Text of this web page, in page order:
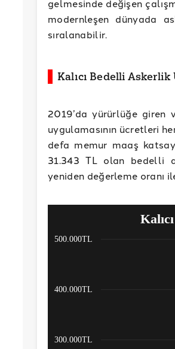
gelmesinde değişen
modernleşen dünyada
sıralanabilir.
Kalıcı Bedelli Askerlik
2019’da yürürlüğe giren
uygulamasının ücretleri
defa memur maaş
31.343 TL olan bedelli
yeniden değerleme oranı